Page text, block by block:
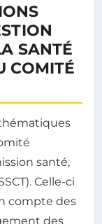
SANTÉ
COMITÉ
santé,
Celle-ci
compte des
des